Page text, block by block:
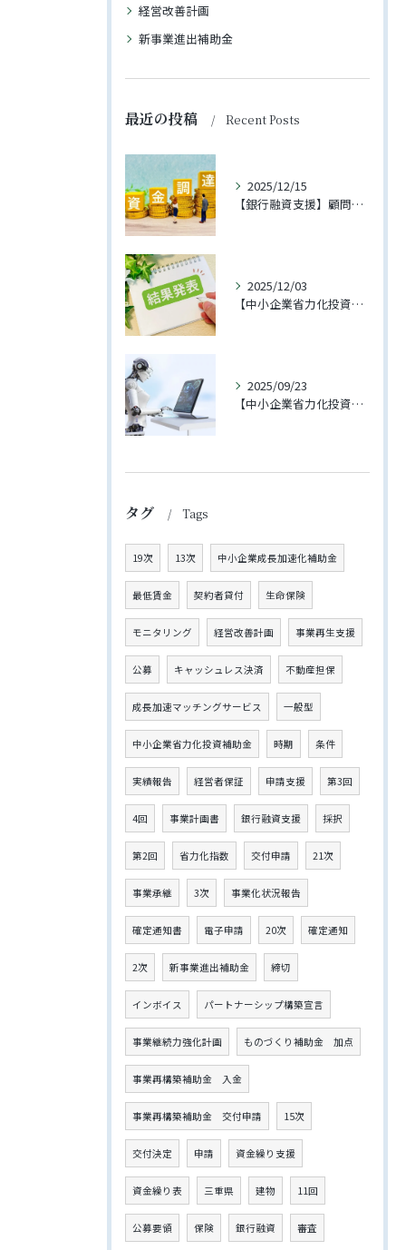
経営改善計画
新事業進出補助金
最近の投稿 Recent Posts
2025/12/15
【銀行融資支援】顧問先への融資が実行されました
2025/12/03
【中小企業省力化投資補助金（一般型）】第3回に支援先企業様が採択されました！
2025/09/23
【中小企業省力化投資補助金（一般型）】4回の公募が開始されました【2025年11月下旬締切予定】
タグ Tags
19次 13次 中小企業成長加速化補助金
最低賃金 契約者貸付 生命保険
モニタリング 経営改善計画 事業再生支援
公募 キャッシュレス決済 不動産担保
成長加速マッチングサービス 一般型
中小企業省力化投資補助金 時期 条件
実績報告 経営者保証 申請支援 第3回
4回 事業計画書 銀行融資支援 採択
第2回 省力化指数 交付申請 21次
事業承継 3次 事業化状況報告
確定通知書 電子申請 20次 確定通知
2次 新事業進出補助金 締切
インボイス パートナーシップ構築宣言
事業継続力強化計画 ものづくり補助金 加点
事業再構築補助金 入金
事業再構築補助金 交付申請 15次
交付決定 申請 資金繰り支援
資金繰り表 三重県 建物 11回
公募要領 保険 銀行融資 審査